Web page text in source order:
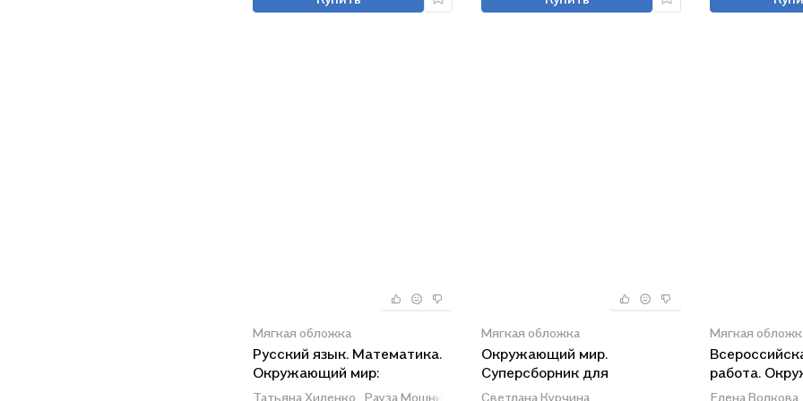
Мягкая обложка
Русский язык. Математика.
Окружающий мир:
суперсборник
Татьяна Хиленко, Рауза Мошнина, Светлана Батырева
Мягкая обложка
Окружающий мир.
Суперсборник для
подготовки к
Светлана Курчина
Мягкая
работа.
класс.
Елена Волкова,